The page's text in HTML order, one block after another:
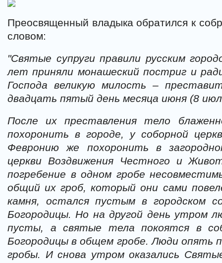
Преосвященный владыка обратился к
словом:
"Cвятые супруги правили русским
лет приняли монашеский постриг и
Господа великую милость –
двадцать пятый день месяца июня (8
После их преставления тело
похоронить в городе, у соборной
Февронию же похоронить в
церкви Воздвижения Честного и
погребение в одном гробе
общий их гроб, который они сами
камня, остался пустым в городском
Богородицы. Но на другой день утром
пусты, а святые тела покоятся в
Богородицы в общем гробе. Люди опять
гробы. И снова утром оказались